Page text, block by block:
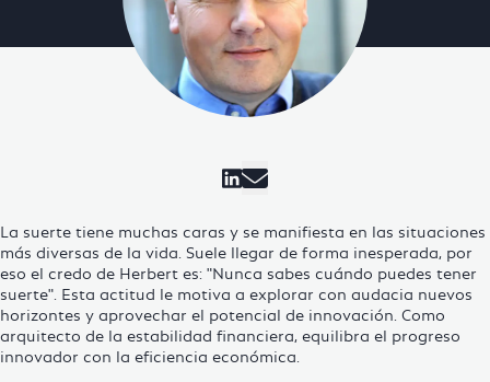
Visit Cosmo Consult on
La suerte tiene muchas caras y se manifiesta en las situaciones
más diversas de la vida. Suele llegar de forma inesperada, por
eso el credo de Herbert es: "Nunca sabes cuándo puedes tener
suerte". Esta actitud le motiva a explorar con audacia nuevos
horizontes y aprovechar el potencial de innovación. Como
arquitecto de la estabilidad financiera, equilibra el progreso
innovador con la eficiencia económica.